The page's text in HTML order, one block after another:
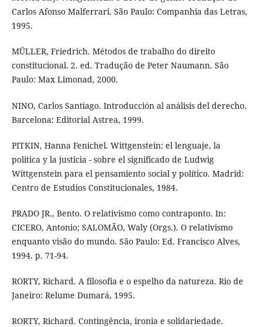
Carlos Afonso Malferrari. São Paulo: Companhia das Letras,
1995.
MÜLLER, Friedrich. Métodos de trabalho do direito
constitucional. 2. ed. Tradução de Peter Naumann. São
Paulo: Max Limonad, 2000.
NINO, Carlos Santiago. Introducción al análisis del derecho.
Barcelona: Editorial Astrea, 1999.
PITKIN, Hanna Fenichel. Wittgenstein: el lenguaje, la
politica y la justicia - sobre el significado de Ludwig
Wittgenstein para el pensamiento social y político. Madrid:
Centro de Estudios Constitucionales, 1984.
PRADO JR., Bento. O relativismo como contraponto. In:
CICERO, Antonio; SALOMÃO, Waly (Orgs.). O relativismo
enquanto visão do mundo. São Paulo: Ed. Francisco Alves,
1994. p. 71-94.
RORTY, Richard. A filosofia e o espelho da natureza. Rio de
Janeiro: Relume Dumará, 1995.
RORTY, Richard. Contingência, ironia e solidariedade.